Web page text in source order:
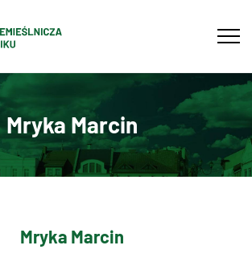
Mryka Marcin
Mryka Marcin